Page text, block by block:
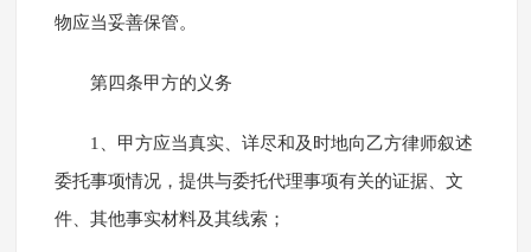
物应当妥善保管。
第四条甲方的义务
1、甲方应当真实、详尽和及时地向乙方律师叙述
委托事项情况，提供与委托代理事项有关的证据、文
件、其他事实材料及其线索；